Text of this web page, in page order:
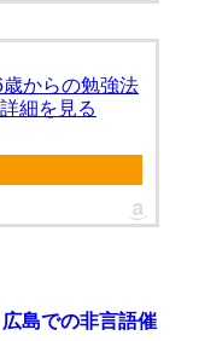
からの勉強法
細を見る
島での非言語催